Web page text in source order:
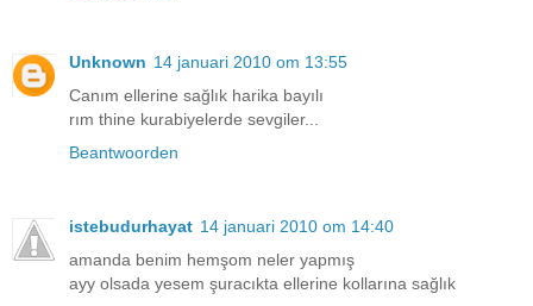
Unknown 14 januari 2010 om 13:55
Canım ellerine sağlık harika bayılı
rım thine kurabiyelerde sevgiler...
Beantwoorden
istebudurhayat 14 januari 2010 om 14:40
amanda benim hemşom neler yapmış
ayy olsada yesem şuracıkta ellerine kollarına sağlık